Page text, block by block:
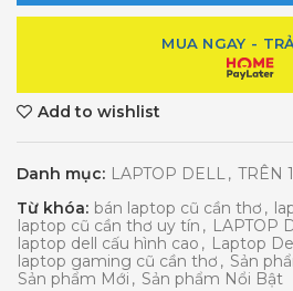
MUA NGAY -
Add to wishlist
Danh mục: LAPTOP DELL, TRÊN
Từ khóa: bán laptop cũ cần thơ ,
laptop cũ cần thơ uy tín , LAPTOP
laptop dell cấu hình cao , Laptop
laptop gaming cũ cần thơ , Sản
Sản phẩm Mới , Sản phẩm Nổi Bật